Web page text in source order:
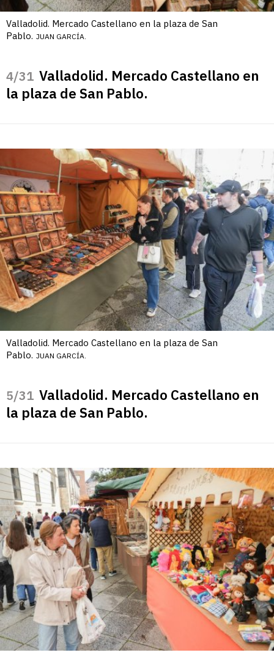
Valladolid. Mercado Castellano en la plaza de San
Pablo. JUAN GARCÍA.
/31 Valladolid. Mercado Castellano en
la plaza de San Pablo.
Valladolid. Mercado Castellano en la plaza de San
Pablo. JUAN GARCÍA.
/31 Valladolid. Mercado Castellano en
la plaza de San Pablo.